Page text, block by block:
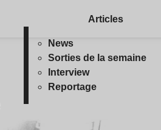
Articles
News
Sorties de la semaine
Interview
Reportage